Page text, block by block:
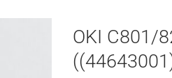
OKI C801/